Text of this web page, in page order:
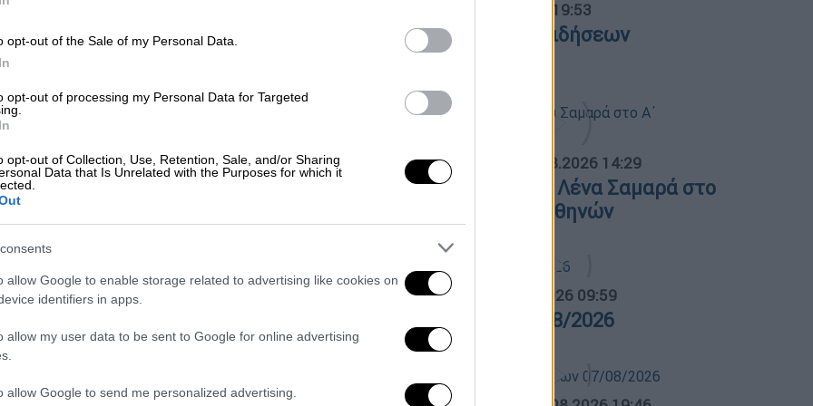
opt-out of the Sale of my Personal Data.
opt-out of processing my Personal Data for Targeted
opt-out of Collection, Use, Retention, Sale, and/or Sharing
Data that Is Unrelated with the Purposes for which it
allow Google to enable storage related to advertising like cookies on
identifiers in apps.
allow my user data to be sent to Google for online advertising
allow Google to send me personalized advertising.
Ελλάδα|16.05.2026 14:20
Κατεχάκη και επί της Λ. Κηφισού
Ελλάδα|14.05.2026 23:47
Αττική Οδό - Τι πρέπει να
07.08.2026 19:53
Κεντρικό δελτίο ειδήσεων
07/08/2026
ΑΠΟΣΠΑΣΜΑΤΑ... 07.08.2026 14:29
Μνημόσυνο για τη Λένα Σαμαρά στο
Α΄ Νεκροταφείο Αθηνών
Ώρα Ελλάδος... 07.08.2026 09:59
Ώρα Ελλάδος 07/08/2026